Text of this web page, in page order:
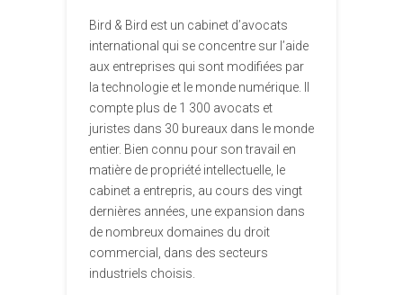
Bird & Bird est un cabinet d’avocats
international qui se concentre sur l’aide
aux entreprises qui sont modifiées par
la technologie et le monde numérique. Il
compte plus de 1 300 avocats et
juristes dans 30 bureaux dans le monde
entier. Bien connu pour son travail en
matière de propriété intellectuelle, le
cabinet a entrepris, au cours des vingt
dernières années, une expansion dans
de nombreux domaines du droit
commercial, dans des secteurs
industriels choisis.